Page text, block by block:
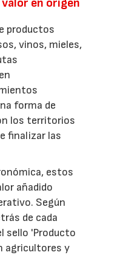
en origen
productos
vinos, mieles,
forma de
los territorios
finalizar las
estos
añadido
Según
de cada
sello 'Producto
agricultores y